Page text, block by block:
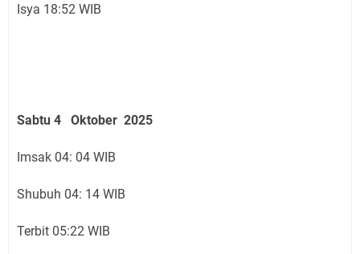
Isya 18:52 WIB
Sabtu 4 Oktober 2025
Imsak 04: 04 WIB
Shubuh 04: 14 WIB
Terbit 05:22 WIB